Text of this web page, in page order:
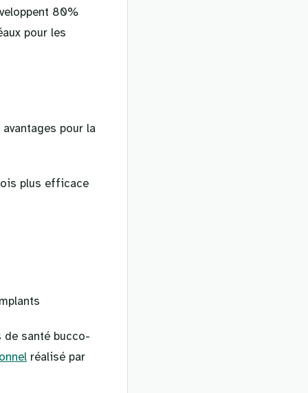
80%
pour les
pour la
plus efficace
santé bucco-
réalisé par